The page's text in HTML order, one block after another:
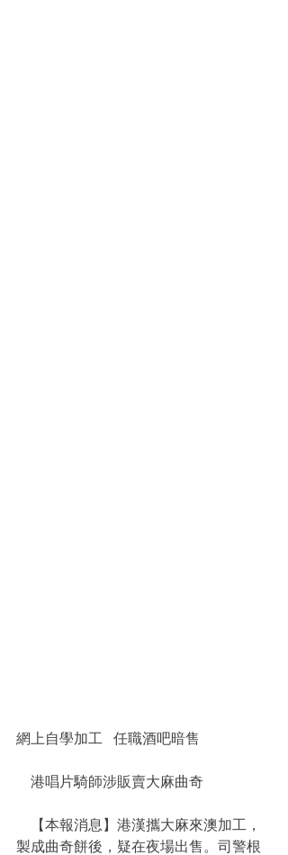
網上自學加工   任職酒吧暗售
港唱片騎師涉販賣大麻曲奇
【本報消息】港漢攜大麻來澳加工，
製成曲奇餅後，疑在夜場出售。司警根